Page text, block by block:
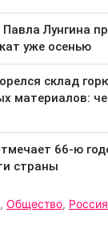
, Общество, Россия